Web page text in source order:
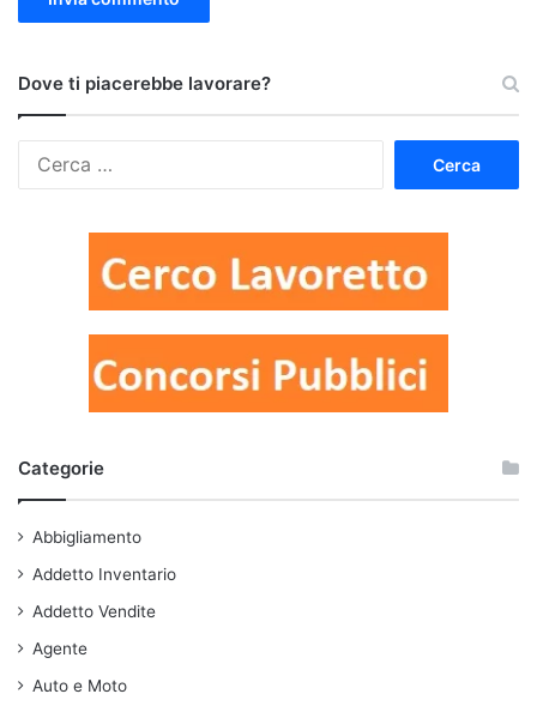
Dove ti piacerebbe lavorare?
Categorie
Abbigliamento
Addetto Inventario
Addetto Vendite
Agente
Auto e Moto